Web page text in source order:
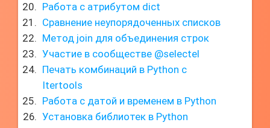
Работа с атрибутом dict
Сравнение неупорядоченных списков
Метод join для объединения строк
Участие в сообществе @selectel
Печать комбинаций в Python с
Itertools
Работа с датой и временем в Python
Установка библиотек в Python